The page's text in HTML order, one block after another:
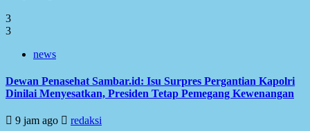
3
3
news
Dewan Penasehat Sambar.id: Isu Surpres Pergantian Kapolri
Dinilai Menyesatkan, Presiden Tetap Pemegang Kewenangan
9 jam ago redaksi